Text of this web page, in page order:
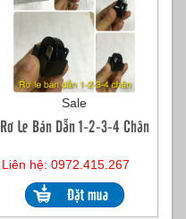
Sale
Rơ Le Bán Dẫn 1-2-3-4 Chân
Liên hệ: 0972.415.267